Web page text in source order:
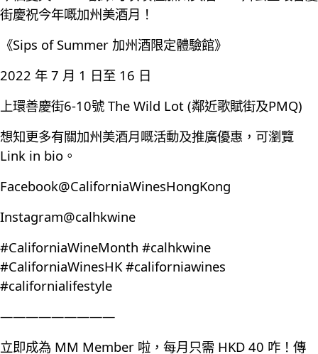
街慶祝今年嘅加州美酒月！
《Sips of Summer 加州酒限定體驗館》
2022 年 7 月 1 日至 16 日
上環善慶街6-10號 The Wild Lot (鄰近歌賦街及PMQ)
想知更多有關加州美酒月嘅活動及推廣優惠，可瀏覽
Link in bio。
Facebook@CaliforniaWinesHongKong
Instagram@calhkwine
#CaliforniaWineMonth #calhkwine
#CaliforniaWinesHK #californiawines
#californialifestyle
—————————
立即成為 MM Member 啦，每月只需 HKD 40 咋！傳